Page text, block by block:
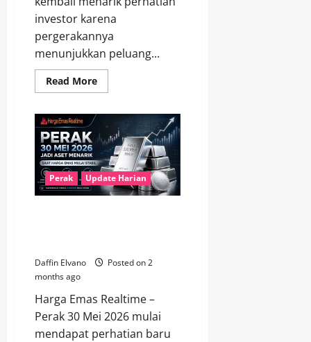
investor karena
pergerakannya
menunjukkan peluang...
Read MoreRead
more
Perak
Terbaru
31
Mei
2026
Naik
Signifikan,
Ini
Faktor
Perak Update Harian
Daffin Elvano
Posted on 2
months ago
Harga Emas Realtime –
Perak 30 Mei 2026 mulai
mendapat perhatian baru